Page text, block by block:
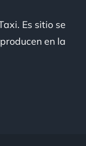
Es sitio se
en la